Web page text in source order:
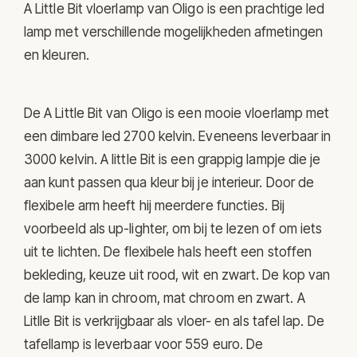
A Little Bit vloerlamp vanOligo is een prachtige led
lamp met verschillende mogelijkheden afmetingen
en kleuren.
De A Little Bit van Oligo is een mooie vloerlamp met
een dimbare led 2700 kelvin. Eveneens leverbaar in
3000 kelvin. A little Bit is een grappig lampje die je
aan kunt passen qua kleur bij je interieur. Door de
flexibele arm heeft hij meerdere functies. Bij
voorbeeld als up-lighter, om bij te lezen of om iets
uit te lichten. De flexibele hals heeft een stoffen
bekleding, keuze uit rood, wit en zwart. De kop van
de lamp kan in chroom, mat chroom en zwart. A
Litlle Bit is verkrijgbaar als vloer- en als tafel lap. De
tafellamp is leverbaar voor 559 euro. De